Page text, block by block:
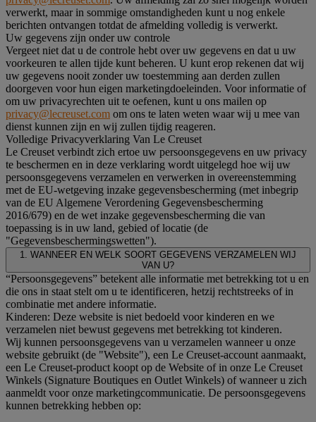
verwerkt, maar in sommige omstandigheden kunt u nog enkele
berichten ontvangen totdat de afmelding volledig is verwerkt.
Uw gegevens zijn onder uw controle
Vergeet niet dat u de controle hebt over uw gegevens en dat u uw
voorkeuren te allen tijde kunt beheren. U kunt erop rekenen dat wij
uw gegevens nooit zonder uw toestemming aan derden zullen
doorgeven voor hun eigen marketingdoeleinden. Voor informatie of
om uw privacyrechten uit te oefenen, kunt u ons mailen op
privacy@lecreuset.com om ons te laten weten waar wij u mee van
dienst kunnen zijn en wij zullen tijdig reageren.
Volledige Privacyverklaring Van Le Creuset
Le Creuset verbindt zich ertoe uw persoonsgegevens en uw privacy
te beschermen en in deze verklaring wordt uitgelegd hoe wij uw
persoonsgegevens verzamelen en verwerken in overeenstemming
met de EU-wetgeving inzake gegevensbescherming (met inbegrip
van de EU Algemene Verordening Gegevensbescherming
2016/679) en de wet inzake gegevensbescherming die van
toepassing is in uw land, gebied of locatie (de
"Gegevensbeschermingswetten").
1. WANNEER EN WELK SOORT GEGEVENS VERZAMELEN WIJ
VAN U?
“Persoonsgegevens” betekent alle informatie met betrekking tot u en
die ons in staat stelt om u te identificeren, hetzij rechtstreeks of in
combinatie met andere informatie.
Kinderen: Deze website is niet bedoeld voor kinderen en we
verzamelen niet bewust gegevens met betrekking tot kinderen.
Wij kunnen persoonsgegevens van u verzamelen wanneer u onze
website gebruikt (de "Website"), een Le Creuset-account aanmaakt,
een Le Creuset-product koopt op de Website of in onze Le Creuset
Winkels (Signature Boutiques en Outlet Winkels) of wanneer u zich
aanmeldt voor onze marketingcommunicatie. De persoonsgegevens
kunnen betrekking hebben op: